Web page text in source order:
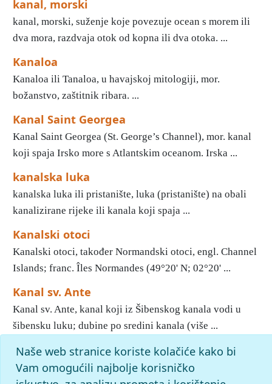
kanal, morski
kanal, morski, suženje koje povezuje ocean s morem ili
dva mora, razdvaja otok od kopna ili dva otoka. ...
Kanaloa
Kanaloa ili Tanaloa, u havajskoj mitologiji, mor.
božanstvo, zaštitnik ribara. ...
Kanal Saint Georgea
Kanal Saint Georgea (St. George’s Channel), mor. kanal
koji spaja Irsko more s Atlantskim oceanom. Irska ...
kanalska luka
kanalska luka ili pristanište, luka (pristanište) na obali
kanalizirane rijeke ili kanala koji spaja ...
Kanalski otoci
Kanalski otoci, također Normandski otoci, engl. Channel
Islands; franc. Îles Normandes (49°20' N; 02°20' ...
Kanal sv. Ante
Kanal sv. Ante, kanal koji iz Šibenskog kanala vodi u
šibensku luku; dubine po sredini kanala (više ...
Početak « 11 12 13 14 15 16 17 18 19 20
slovo k : pronađenih odgovora: 1130; vrijeme izvršavanja
Naše web stranice koriste kolačiće kako bi
Vam omogućili najbolje korisničko